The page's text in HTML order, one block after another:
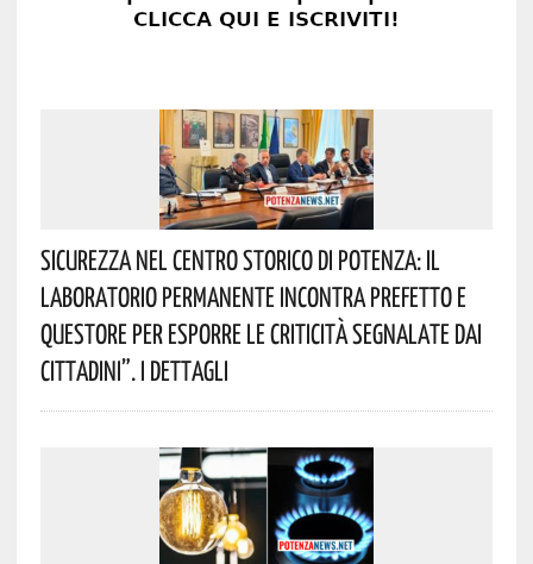
Sicurezza Nel Centro Storico Di Potenza: Il
Laboratorio Permanente Incontra Prefetto E
Questore Per Esporre Le Criticità Segnalate Dai
Cittadini”. I Dettagli